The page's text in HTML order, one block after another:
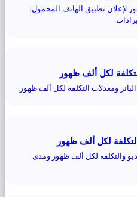
لإعلان تطبيق الهاتف المحمول،
لكل ألف ظهور
ومعدلات التكلفة لكل ألف ظهور.
لكل ألف ظهور
والتكلفة لكل ألف ظهور ومدى